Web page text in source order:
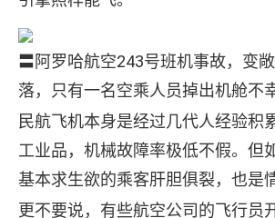
〓阿罗哈航空243号班机事故，变
落，只有一名空乘人员掉出机舱不
民航飞机本身是经过几代人经验积
工业品，机械故障率极低不假。但
基本求生欲的乘客肝胆俱裂，也是
更不要说，有些航空公司的飞行员